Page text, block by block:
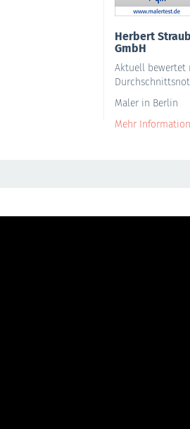
Herbert
GmbH
Aktuell bewertet
Maler in Berlin
Mehr